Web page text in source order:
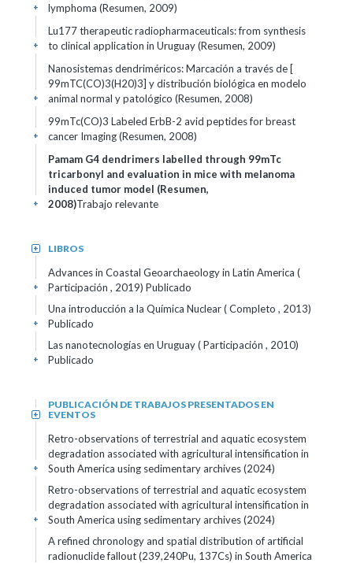
lymphoma (Resumen, 2009)
+
Lu177 therapeutic radiopharmaceuticals: from synthesis
to clinical application in Uruguay (Resumen, 2009)
+
Nanosistemas dendriméricos: Marcación a través de [
99mTC(CO)3(H20)3] y distribución biológica en modelo
animal normal y patológico (Resumen, 2008)
+
99mTc(CO)3 Labeled ErbB-2 avid peptides for breast
cancer Imaging (Resumen, 2008)
+
Pamam G4 dendrimers labelled through 99mTc
tricarbonyl and evaluation in mice with melanoma
induced tumor model (Resumen,
2008)Trabajo relevante
+
LIBROS
+
Advances in Coastal Geoarchaeology in Latin America (
Participación , 2019) Publicado
+
Una introducción a la Química Nuclear ( Completo , 2013)
Publicado
+
Las nanotecnologías en Uruguay ( Participación , 2010)
Publicado
+
PUBLICACIÓN DE TRABAJOS PRESENTADOS EN
EVENTOS
+
Retro-observations of terrestrial and aquatic ecosystem
degradation associated with agricultural intensification in
South America using sedimentary archives (2024)
+
Retro-observations of terrestrial and aquatic ecosystem
degradation associated with agricultural intensification in
South America using sedimentary archives (2024)
+
A refined chronology and spatial distribution of artificial
radionuclide fallout (239,240Pu, 137Cs) in South America